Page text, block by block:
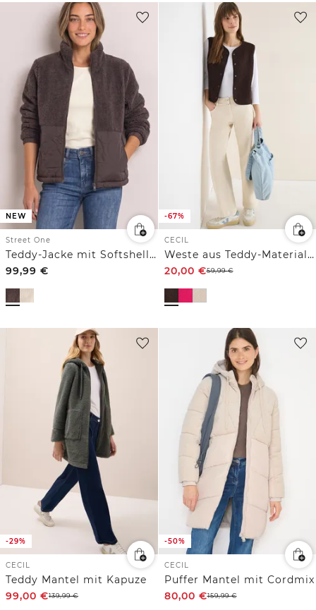
NEW
Street One
Teddy-Jacke mit Softshelldetails
99,99 €
-67%
CECIL
Weste aus Teddy-Material mit Rundhals
20,00 €59,99€
-29%
CECIL
Teddy Mantel mit Kapuze
99,00 €139,99€
-50%
CECIL
Puffer Mantel mit Cordmix
80,00 €159,99€